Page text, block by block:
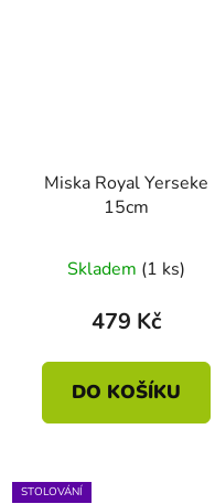
Miska Royal Yerseke
15cm
Skladem (1 ks)
479 Kč
DO KOŠÍKU
STOLOVÁNÍ